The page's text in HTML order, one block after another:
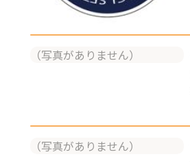
（写真がありません）
（写真がありません）